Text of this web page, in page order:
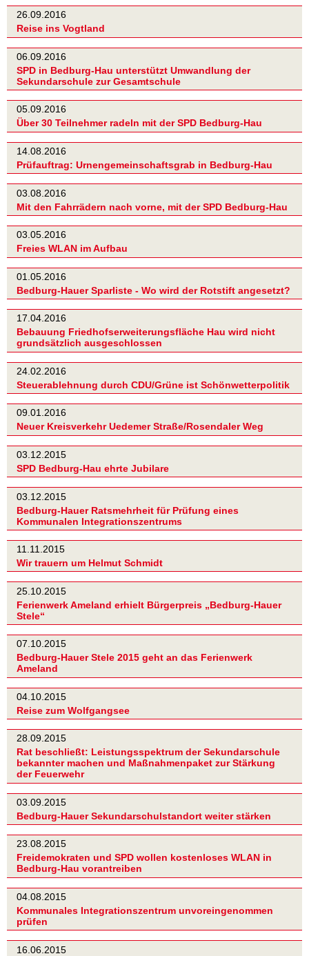
26.09.2016
Reise ins Vogtland
06.09.2016
SPD in Bedburg-Hau unterstützt Umwandlung der
Sekundarschule zur Gesamtschule
05.09.2016
Über 30 Teilnehmer radeln mit der SPD Bedburg-Hau
14.08.2016
Prüfauftrag: Urnengemeinschaftsgrab in Bedburg-Hau
03.08.2016
Mit den Fahrrädern nach vorne, mit der SPD Bedburg-Hau
03.05.2016
Freies WLAN im Aufbau
01.05.2016
Bedburg-Hauer Sparliste - Wo wird der Rotstift angesetzt?
17.04.2016
Bebauung Friedhofserweiterungsfläche Hau wird nicht
grundsätzlich ausgeschlossen
24.02.2016
Steuerablehnung durch CDU/Grüne ist Schönwetterpolitik
09.01.2016
Neuer Kreisverkehr Uedemer Straße/Rosendaler Weg
03.12.2015
SPD Bedburg-Hau ehrte Jubilare
03.12.2015
Bedburg-Hauer Ratsmehrheit für Prüfung eines
Kommunalen Integrationszentrums
11.11.2015
Wir trauern um Helmut Schmidt
25.10.2015
Ferienwerk Ameland erhielt Bürgerpreis „Bedburg-Hauer
Stele“
07.10.2015
Bedburg-Hauer Stele 2015 geht an das Ferienwerk
Ameland
04.10.2015
Reise zum Wolfgangsee
28.09.2015
Rat beschließt: Leistungsspektrum der Sekundarschule
bekannter machen und Maßnahmenpaket zur Stärkung
der Feuerwehr
03.09.2015
Bedburg-Hauer Sekundarschulstandort weiter stärken
23.08.2015
Freidemokraten und SPD wollen kostenloses WLAN in
Bedburg-Hau vorantreiben
04.08.2015
Kommunales Integrationszentrum unvoreingenommen
prüfen
16.06.2015